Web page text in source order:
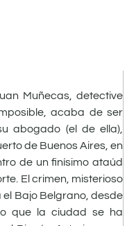
Muñecas, detective
acaba de ser
abogado (el de ella),
de Buenos Aires, en
de un finísimo ataúd
El crimen, misterioso
Bajo Belgrano, desde
que la ciudad se ha